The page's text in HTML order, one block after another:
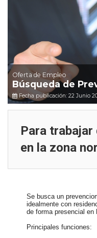
Oferta de Empleo
Búsqueda de
Fecha publicación: 22 Junio
Para trabajar
en la zona
Se busca un
idealmente con
de forma presencial en
Principales funciones: